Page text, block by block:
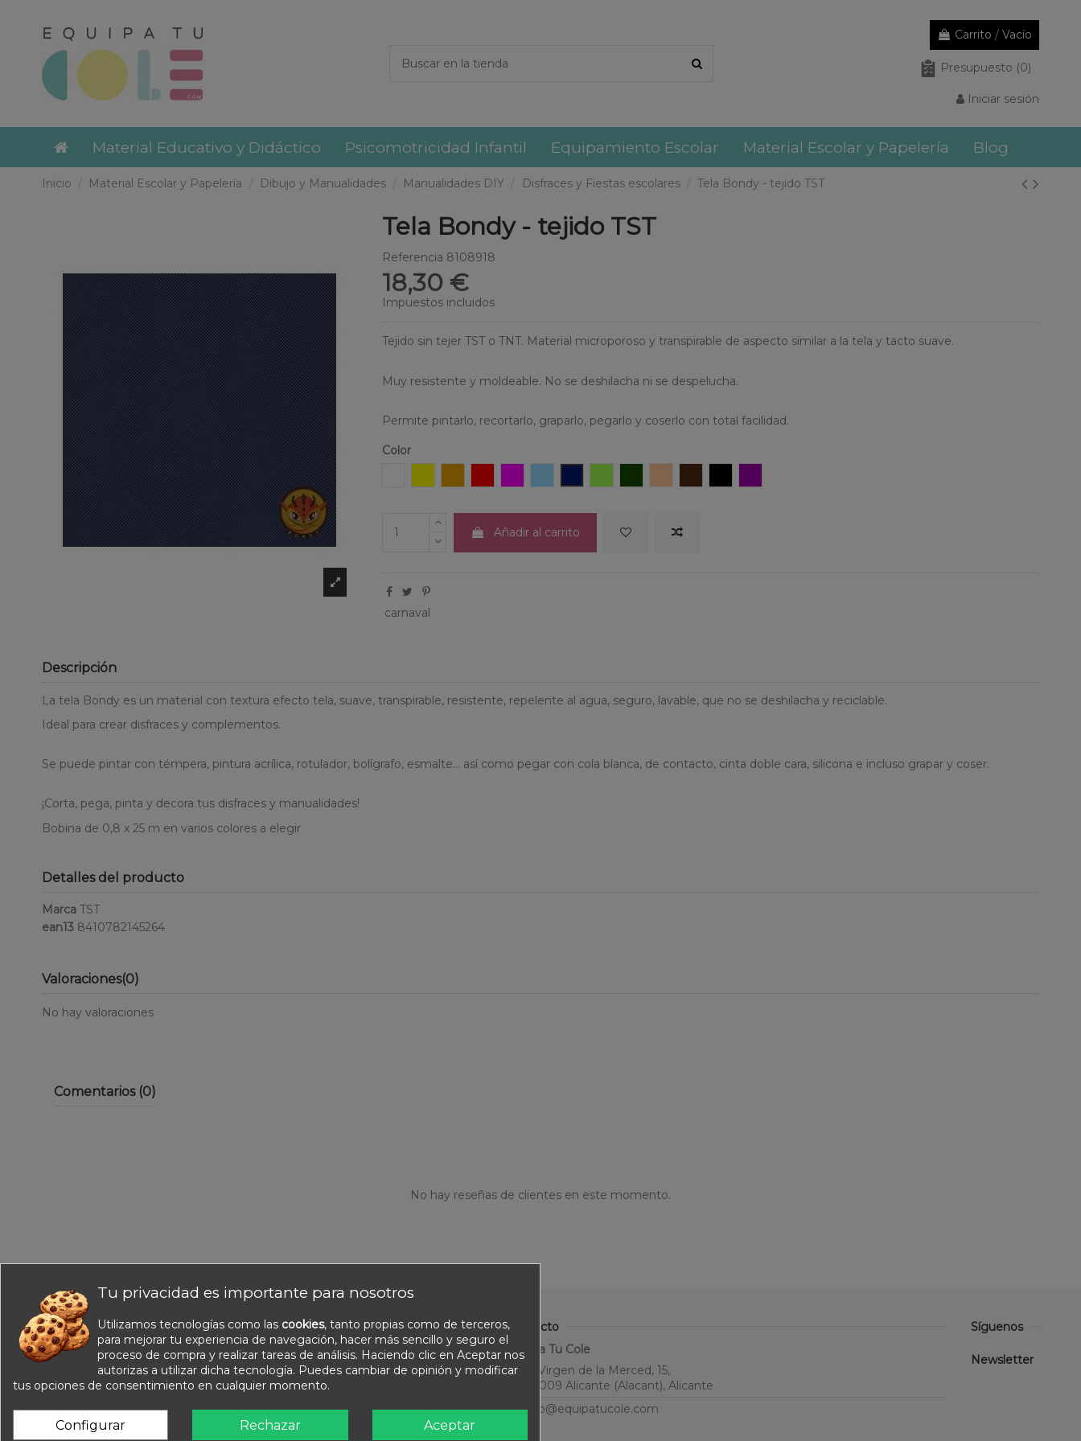
Carrito / Vacío
Presupuesto (0)
Iniciar sesión
Material Educativo y Didáctico Psicomotricidad Infantil Equipamiento Escolar Material Escolar y Papelería Blog
Inicio Material Escolar y Papelería Dibujo y Manualidades Manualidades DIY Disfraces y Fiestas escolares Tela Bondy - tejido TST
Tela Bondy - tejido TST
Referencia 8108918
18,30 €
Impuestos incluidos
Tejido sin tejer TST o TNT. Material microporoso y transpirable de aspecto similar a la tela y tacto suave.
Muy resistente y moldeable. No se deshilacha ni se despelucha.
Permite pintarlo, recortarlo, graparlo, pegarlo y coserlo con total facilidad.
Color
Añadir al carrito
carnaval
Descripción
La tela Bondy es un material con textura efecto tela, suave, transpirable, resistente, repelente al agua, seguro, lavable, que no se deshilacha y reciclable.
Ideal para crear disfraces y complementos.
Se puede pintar con témpera, pintura acrílica, rotulador, bolígrafo, esmalte... así como pegar con cola blanca, de contacto, cinta doble cara, silicona e incluso grapar y coser.
¡Corta, pega, pinta y decora tus disfraces y manualidades!
Bobina de 0,8 x 25 m en varios colores a elegir
Detalles del producto
Marca TST
ean13 8410782145264
Valoraciones(0)
No hay valoraciones
Comentarios (0)
No hay reseñas de clientes en este momento.
Información
Nuestros catálogos
Contacte con nosotros
Sobre nosotros
Condiciones de venta
Aviso legal
Contacto
Equipa Tu Cole
C. Virgen de la Merced, 15,
03009 Alicante (Alacant), Alicante
info@equipatucole.com
Síguenos
Newsletter
Tu privacidad es importante para nosotros
Utilizamos tecnologías como las cookies, tanto propias como de terceros,
para mejorar tu experiencia de navegación, hacer más sencillo y seguro el
proceso de compra y realizar tareas de análisis. Haciendo clic en Aceptar nos
autorizas a utilizar dicha tecnología. Puedes cambiar de opinión y modificar
tus opciones de consentimiento en cualquier momento.
Configurar Rechazar Aceptar